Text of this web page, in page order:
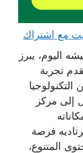
اليوم، يبرز
تجربة
إلى مركز
فرصة
المتنوع،